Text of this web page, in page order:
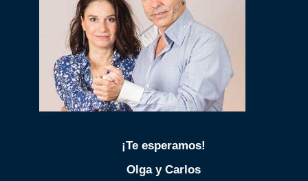
¡Te esperamos!
Olga y Carlos